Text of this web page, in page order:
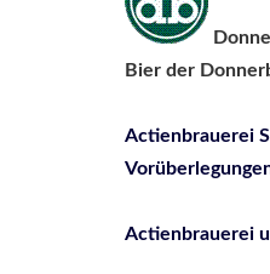
Bier der
Actienbrauerei
Actienbrauerei